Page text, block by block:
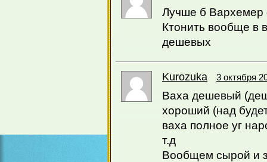
Лучше б Вархемер
Ктонить вообще в
дешевых
Kurozuka 3 октября
Ваха дешевый
хороший (над
ваха полное уг
т.д
Вообщем сырой и